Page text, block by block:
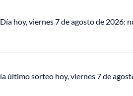
hoy, viernes 7 de agosto de 2026:
último sorteo hoy, viernes 7 de